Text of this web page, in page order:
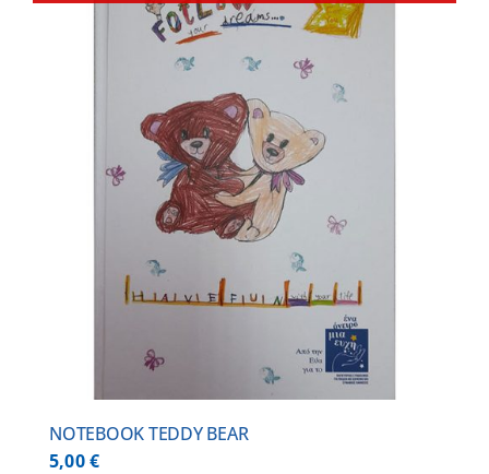
NOTEBOOK TEDDY BEAR
5,00€